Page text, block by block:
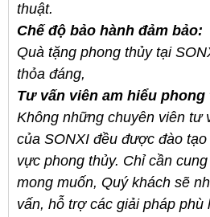
thuật.
Chế độ bảo hành đảm bảo:
Quà tặng phong thủy tại
thỏa đáng,
Tư vấn viên am hiểu phong
Không những chuyên viên tư
của SONXI đều được đào
vực phong thủy. Chỉ cần
mong muốn, Quý khách sẽ
vấn, hỗ trợ các giải pháp phù